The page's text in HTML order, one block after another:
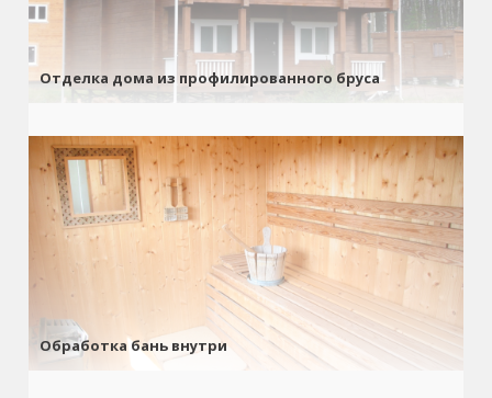
Отделка дома из профилированного бруса
Обработка бань внутри